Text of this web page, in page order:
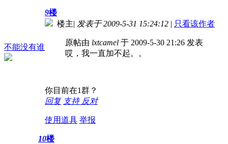
不能没有谁
9楼
楼主| 发表于 2009-5-31 15:24:12 | 只看该作者
原帖由 lxtcamel 于 2009-5-30 21:26 发表
哎，我一直加不起。。
你目前在1群？
回复 支持 反对
使用道具 举报
10楼